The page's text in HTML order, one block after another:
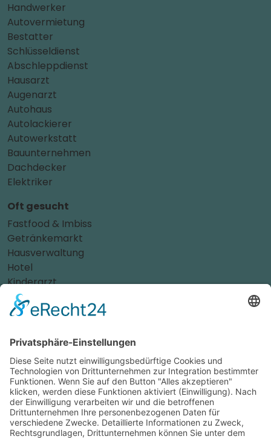
Handwerker
Autovermietung
Bestatter
Schlüsseldienst
Abschleppdienst
Hausarzt
Augenarzt
Autohaus
Autolackierer
Autowerkstatt
Bauunternehmen
Dachdecker
Elektriker
Oft gesucht
Fastfood & Imbiss
Getränkemarkt
Hausverwaltung
Hotel
Kinderarzt
Personalvermittler
Weitere Sportvereine
Zahnarzt
Tennis
Tankstelle
Tierbedarf
Parken
Für Ihr Unternehmen